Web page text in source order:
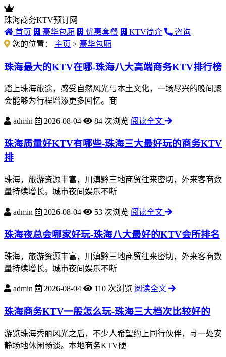
珠海商务KTV预订网
首页
豪华包厢 优惠套餐 KTV简介
咨询
您的位置：
主页 > 豪华包厢
珠海最大的KTV在哪-珠海八大高端商务KTV排行榜
踏上珠海旅途，感受自然风光与本土文化，一场尽兴的晚间聚
会能够为行程增添更多回忆。商
admin 2026-08-04 84 次浏览 阅读全文
珠海质量好KTV有哪些-珠海三大最好玩的商务KTV
排
珠海，旅游资源丰富，川滇黔三地商贸往来密切，外来客商数
量持续增长。城市夜间娱乐不断
admin 2026-08-04 53 次浏览 阅读全文
珠海夜总会哪家好玩-珠海八大最好的KTV会所排名
珠海，旅游资源丰富，川滇黔三地商贸往来密切，外来客商数
量持续增长。城市夜间娱乐不断
admin 2026-08-04 110 次浏览 阅读全文
珠海商务KTV一般怎么玩-珠海三大档次比较好的
游览珠海秀丽风光之后，不少人希望约上同行伙伴，寻一处安
静场地休闲畅谈。本地商务KTV硬